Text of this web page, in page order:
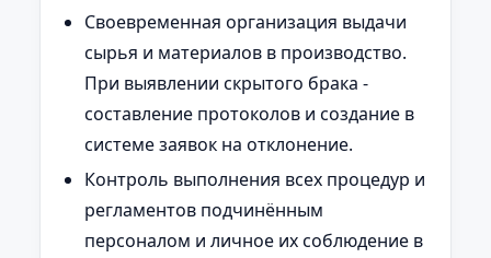
Своевременная организация выдачи
сырья и материалов в производство.
При выявлении скрытого брака -
составление протоколов и создание в
системе заявок на отклонение.
Контроль выполнения всех процедур и
регламентов подчинённым
персоналом и личное их соблюдение в